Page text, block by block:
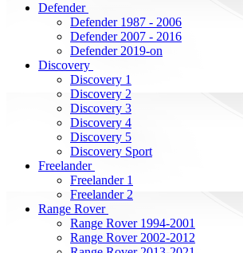
Defender
Defender 1987 - 2006
Defender 2007 - 2016
Defender 2019-on
Discovery
Discovery 1
Discovery 2
Discovery 3
Discovery 4
Discovery 5
Discovery Sport
Freelander
Freelander 1
Freelander 2
Range Rover
Range Rover 1994-2001
Range Rover 2002-2012